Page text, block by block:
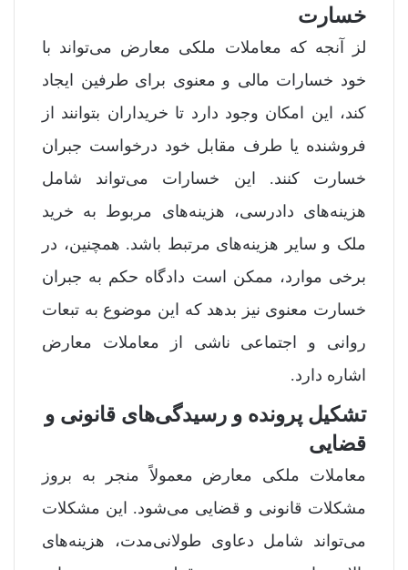
خسارت
لز آنجه که معاملات ملکی معارض می‌تواند با
خود خسارات مالی و معنوی برای طرفین ایجاد
کند، این امکان وجود دارد تا خریداران بتوانند از
فروشنده یا طرف مقابل خود درخواست جبران
خسارت کنند. این خسارات می‌تواند شامل
هزینه‌های دادرسی، هزینه‌های مربوط به خرید
ملک و سایر هزینه‌های مرتبط باشد. همچنین، در
برخی موارد، ممکن است دادگاه حکم به جبران
خسارت معنوی نیز بدهد که این موضوع به تبعات
روانی و اجتماعی ناشی از معاملات معارض
اشاره دارد.
تشکیل پرونده و رسیدگی‌های قانونی و
قضایی
معاملات ملکی معارض معمولاً منجر به بروز
مشکلات قانونی و قضایی می‌شود. این مشکلات
می‌تواند شامل دعاوی طولانی‌مدت، هزینه‌های